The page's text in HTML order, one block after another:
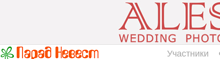
Участники